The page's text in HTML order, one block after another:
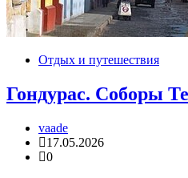
Отдых и путешествия
Гондурас. Соборы
vaade
17.05.2026
0